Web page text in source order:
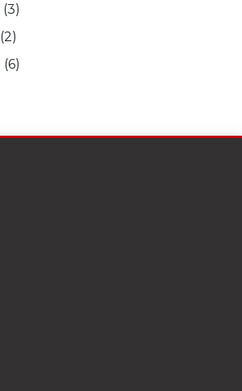
(3)
(2)
(6)